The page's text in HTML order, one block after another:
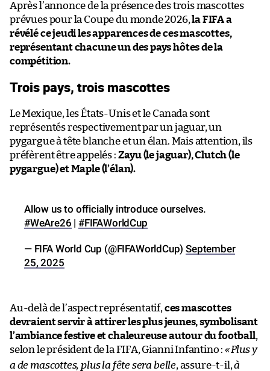
Après l’annonce de la présence des trois mascottes
prévues pour la Coupe du monde 2026,la FIFA a
révélé ce jeudi les apparences de ces mascottes,
représentant chacune un des pays hôtes de la
compétition.
Trois pays, trois mascottes
Le Mexique, les États-Unis et le Canada sont
représentés respectivement par un jaguar, un
pygargue à tête blanche et un élan. Mais attention, ils
préfèrent être appelés : Zayu (le jaguar), Clutch (le
pygargue) et Maple (l’élan).
Allow us to officially introduce ourselves.
#WeAre26 |#FIFAWorldCup
— FIFA World Cup (@FIFAWorldCup)September
25, 2025
Au-delà de l’aspect représentatif, ces mascottes
devraient servir à attirer les plus jeunes, symbolisant
l’ambiance festive et chaleureuse autour du football,
selon le président de la FIFA, Gianni Infantino :«Plus y
a de mascottes, plus la fête sera belle, assure-t-il,à